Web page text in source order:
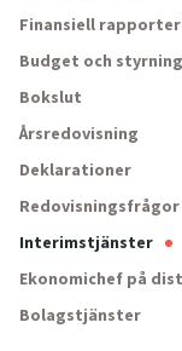
Finansiell
Budget och styrning
Bokslut
Årsredovisning
Deklarationer
Redovisningsfrågor
Interimstjänster
Ekonomichef på
Bolagstjänster